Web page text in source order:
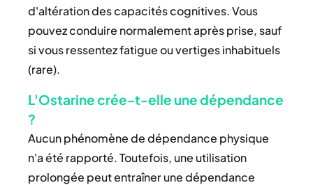
d'altération des capacités cognitives. Vous
pouvez conduire normalement après prise, sauf
si vous ressentez fatigue ou vertiges inhabituels
(rare).
L'Ostarine crée-t-elle une dépendance
?
Aucun phénomène de dépendance physique
n'a été rapporté. Toutefois, une utilisation
prolongée peut entraîner une dépendance